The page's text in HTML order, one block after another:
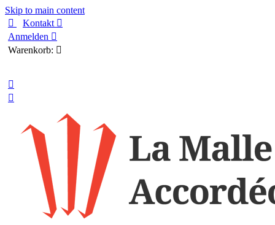
Skip to main content

Kontakt 
Anmelden 
Warenkorb: 

